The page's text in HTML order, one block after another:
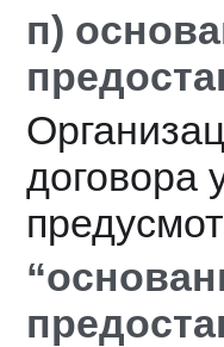
п)
договора